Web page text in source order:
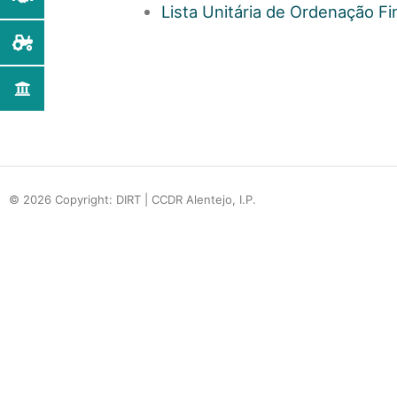
Lista Unitária de Ordenação
© 2026 Copyright: DIRT | CCDR Alentejo, I.P.